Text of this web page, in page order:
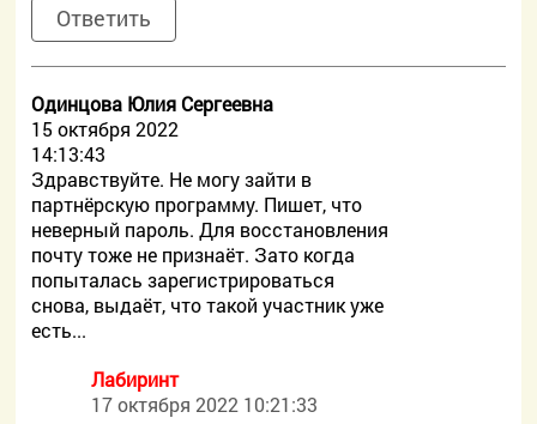
Ответить
Одинцова Юлия Сергеевна
15 октября 2022
14:13:43
Здравствуйте. Не могу зайти в
партнёрскую программу. Пишет, что
неверный пароль. Для восстановления
почту тоже не признаёт. Зато когда
попыталась зарегистрироваться
снова, выдаёт, что такой участник уже
есть...
Лабиринт
17 октября 2022 10:21:33